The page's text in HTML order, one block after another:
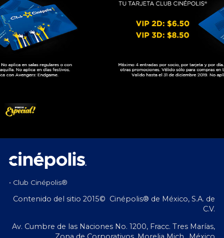
• Club Cinépolis®
Contenido del sitio 2015© Cinépolis® de México, S.A. de
C.V.
Av. Cumbre de las Naciones No. 1200, Fracc. Tres Marías,